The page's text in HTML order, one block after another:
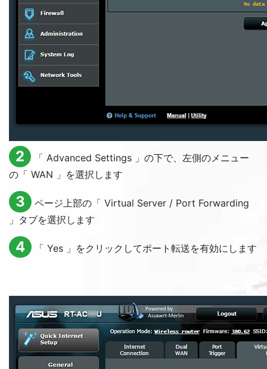
2 「 Advanced Settings」の下で、左側のメニュー
の「 WAN 」を選択します
3 ページ上部の「 Virtual Server / Port Forwarding
」タブを選択します
4 「 Yes」をクリックしてポート転送を有効にします